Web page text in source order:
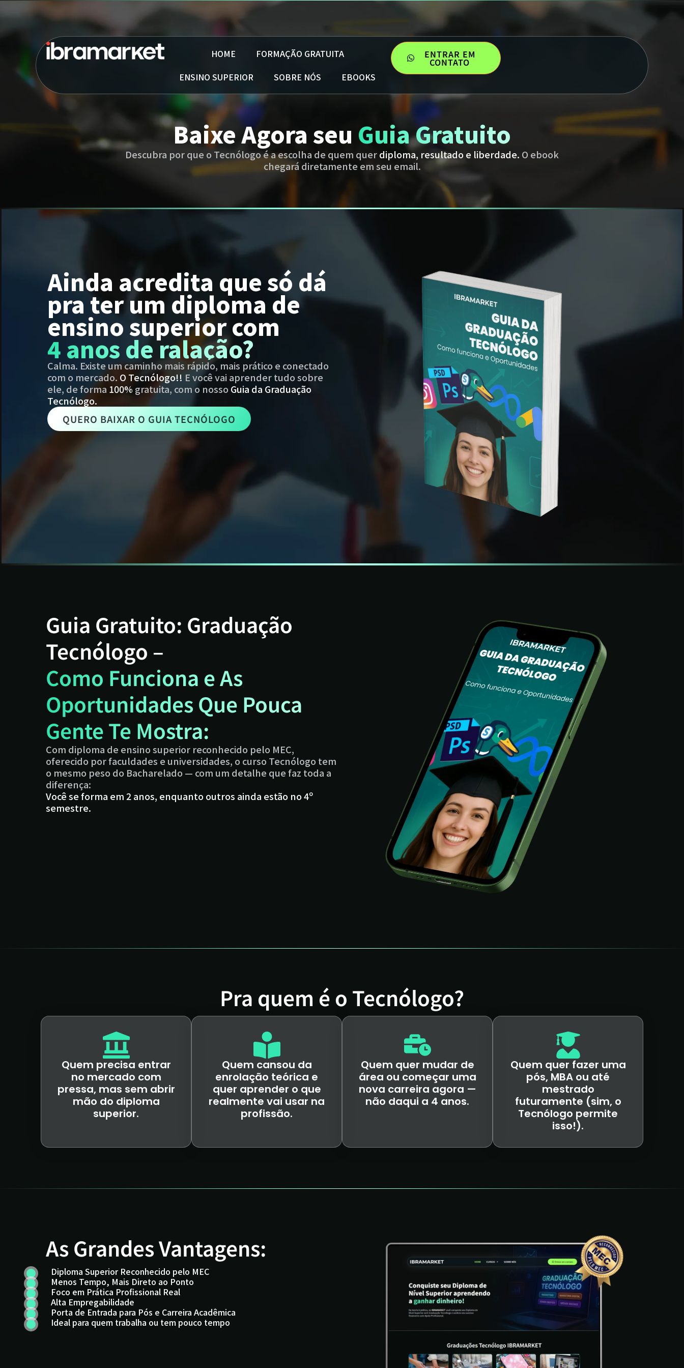
HOME
FORMAÇÃO GRATUITA
ENSINO SUPERIOR
SOBRE NÓS EBOOKS
ENTRAR EM
CONTATO
Baixe Agora seu Guia Gratuito
Descubra por que o Tecnólogo é a escolha de quem querdiploma, resultado e liberdade. O ebook
chegará diretamente em seu email.
Ainda acredita que só dá
pra ter um diploma de
ensino superior com
4 anos de ralação?
Calma. Existe um caminho mais rápido, mais prático e conectado
com o mercado. O Tecnólogo!! E você vai aprender tudo sobre
ele, de forma 100% gratuita, com o nosso Guia da Graduação
Tecnólogo.
QUERO BAIXAR O GUIA TECNÓLOGO
Guia Gratuito: Graduação
Tecnólogo –
Como Funciona e As
Oportunidades Que Pouca
Gente Te Mostra:
Com diploma de ensino superior reconhecido pelo MEC,
oferecido por faculdades e universidades, o curso Tecnólogo tem
o mesmo peso do Bacharelado — com um detalhe que faz toda a
diferença:
Você se forma em 2 anos, enquanto outros ainda estão no 4º
semestre.
Pra quem é o Tecnólogo?
Quem precisa entrar
no mercado com
pressa, mas sem abrir
mão do diploma
superior.
Quem cansou da
enrolação teórica e
quer aprender o que
realmente vai usar na
profissão.
Quem quer mudar de
área ou começar uma
nova carreira agora —
não daqui a 4 anos.
Quem quer fazer uma
pós, MBA ou até
mestrado
futuramente (sim, o
Tecnólogo permite
isso!).
As Grandes Vantagens:
Diploma Superior Reconhecido pelo MEC
Menos Tempo, Mais Direto ao Ponto
Foco em Prática Profissional Real
Alta Empregabilidade
Porta de Entrada para Pós e Carreira Acadêmica
Ideal para quem trabalha ou tem pouco tempo